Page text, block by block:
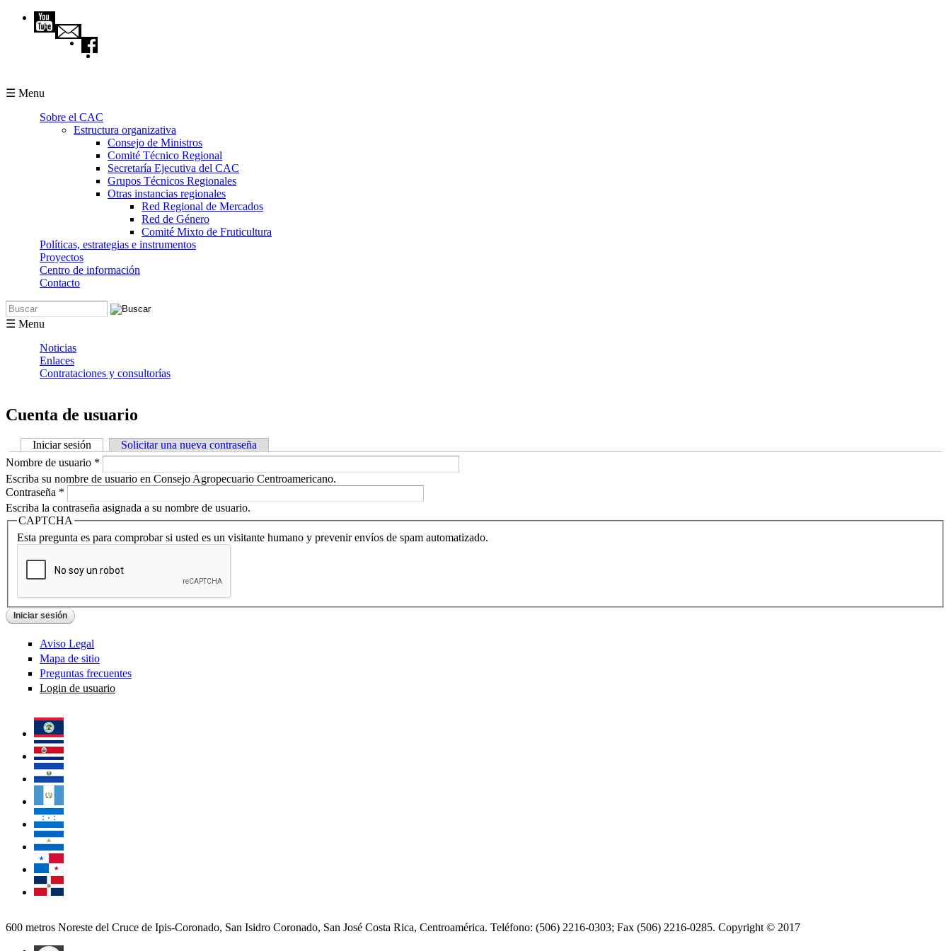
Pasar al contenido principal
☰ Menu
Sobre el CAC
Estructura organizativa
Consejo de Ministros
Comité Técnico Regional
Secretaría Ejecutiva del CAC
Grupos Técnicos Regionales
Otras instancias regionales
Red Regional de Mercados
Red de Género
Comité Mixto de Fruticultura
Políticas, estrategias e instrumentos
Proyectos
Centro de información
Contacto
Formulario de búsqueda
Buscar
☰ Menu
Noticias
Enlaces
Contrataciones y consultorías
Cuenta de usuario
Solapas principales
Iniciar sesión (solapa activa)
Solicitar una nueva contraseña
Nombre de usuario *
Escriba su nombre de usuario en Consejo Agropecuario Centroamericano.
Contraseña *
Escriba la contraseña asignada a su nombre de usuario.
CAPTCHA
Esta pregunta es para comprobar si usted es un visitante humano y prevenir envíos de spam automatizado.
Aviso Legal
Mapa de sitio
Preguntas frecuentes
Login de usuario
600 metros Noreste del Cruce de Ipis-Coronado, San Isidro Coronado, San José Costa Rica, Centroamérica. Teléfono: (506) 2216-0303; Fax (506) 2216-0285. Copyright © 2017